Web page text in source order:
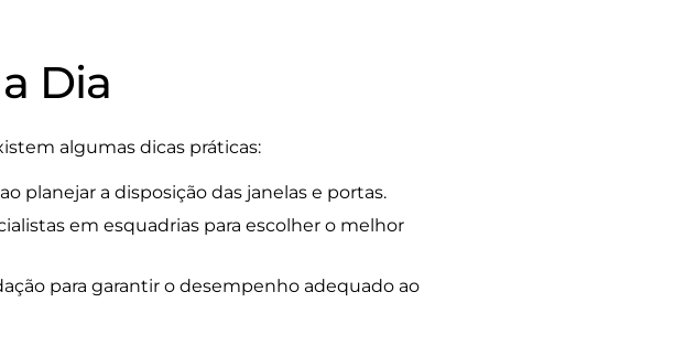
Dia
algumas dicas práticas:
planejar a disposição das janelas e portas.
em esquadrias para escolher o melhor
para garantir o desempenho adequado ao